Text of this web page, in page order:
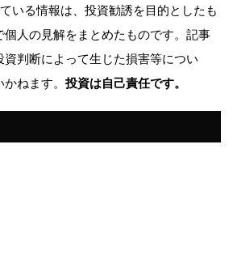
いる情報は、投資勧誘を目的としたも
人の見解をまとめたものです。記事
判断によって生じた損害等につい
ねます。 投資は自己責任です。